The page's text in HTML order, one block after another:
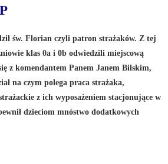
św. Florian czyli patron strażaków. Z tej
klas 0a i 0b odwiedzili miejscową
z komendantem Panem Janem Bilskim,
na czym polega praca strażaka,
z ich wyposażeniem stacjonujące w
dzieciom mnóstwo dodatkowych